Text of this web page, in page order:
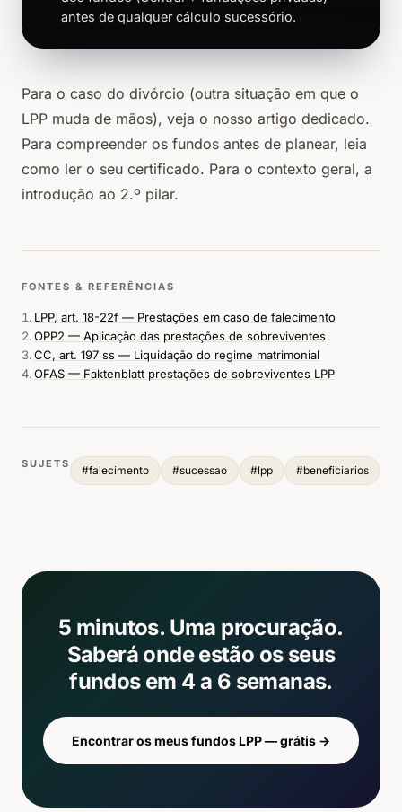
antes de qualquer cálculo sucessório.
Para o caso do divórcio (outra situação em que o
LPP muda de mãos), veja o nosso artigo dedicado.
Para compreender os fundos antes de planear, leia
como ler o seu certificado. Para o contexto geral, a
introdução ao 2.º pilar.
FONTES & REFERÊNCIAS
LPP, art. 18-22f — Prestações em caso de falecimento
OPP2 — Aplicação das prestações de sobreviventes
CC, art. 197 ss — Liquidação do regime matrimonial
OFAS — Faktenblatt prestações de sobreviventes LPP
SUJETS #falecimento #sucessao #lpp #beneficiarios
5 minutos. Uma procuração.
Saberá onde estão os seus
fundos em 4 a 6 semanas.
Encontrar os meus fundos LPP — grátis →